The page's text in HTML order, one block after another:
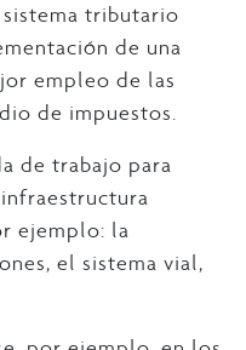
sistema tributario
de una
empleo de las
de impuestos.
de trabajo para
ejemplo: la
el sistema vial,